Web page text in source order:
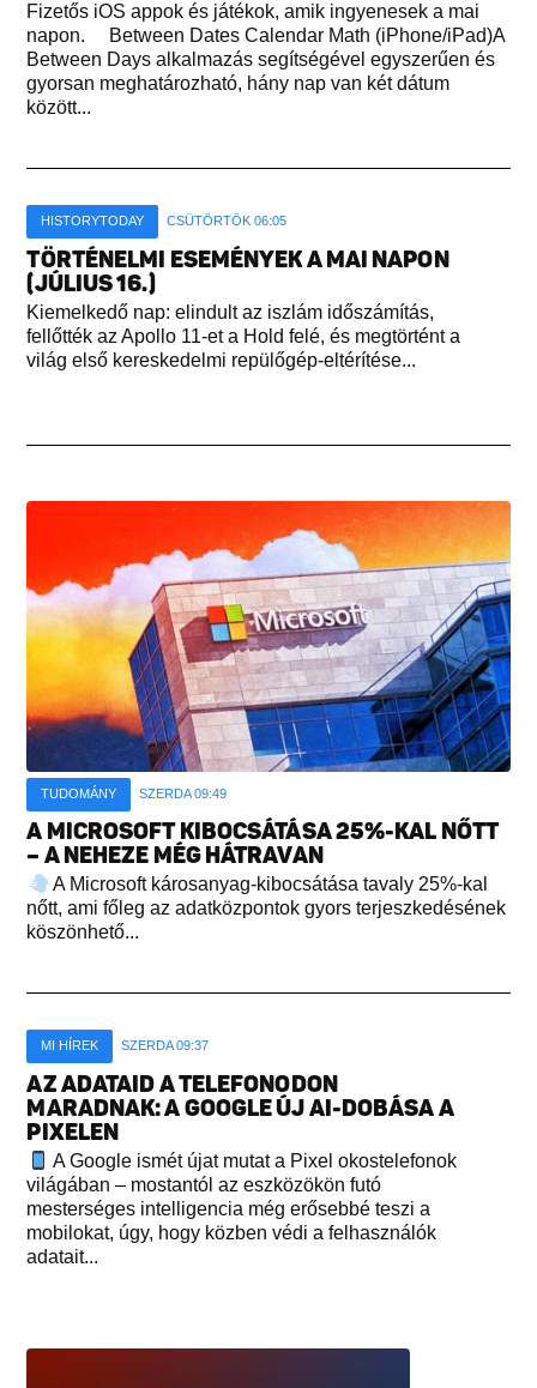
Fizetős iOS appok és játékok, amik ingyenesek a mai
napon. Between Dates Calendar Math (iPhone/iPad)A
Between Days alkalmazás segítségével egyszerűen és
gyorsan meghatározható, hány nap van két dátum
között...
HISTORYTODAY CSÜTÖRTÖK 06:05
TÖRTÉNELMI ESEMÉNYEK A MAI NAPON
(JÚLIUS 16.)
Kiemelkedő nap: elindult az iszlám időszámítás,
fellőtték az Apollo 11-et a Hold felé, és megtörtént a
világ első kereskedelmi repülőgép-eltérítése...
TUDOMÁNY SZERDA 09:49
A MICROSOFT KIBOCSÁTÁSA 25%-KAL NŐTT
– A NEHEZE MÉG HÁTRAVAN
A Microsoft károsanyag-kibocsátása tavaly 25%-kal
nőtt, ami főleg az adatközpontok gyors terjeszkedésének
köszönhető...
MI HÍREK SZERDA 09:37
AZ ADATAID A TELEFONODON
MARADNAK: A GOOGLE ÚJ AI-DOBÁSA A
PIXELEN
A Google ismét újat mutat a Pixel okostelefonok
világában – mostantól az eszközökön futó
mesterséges intelligencia még erősebbé teszi a
mobilokat, úgy, hogy közben védi a felhasználók
adatait...